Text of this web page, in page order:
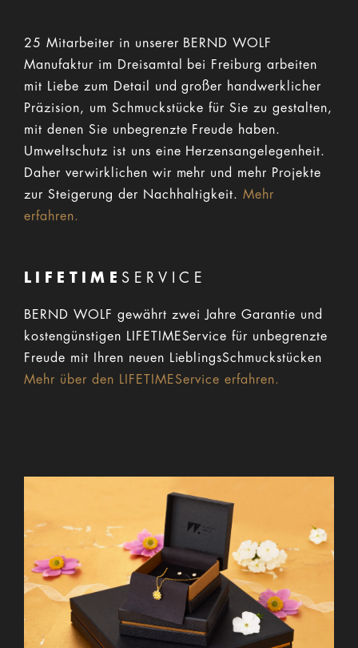
25 Mitarbeiter in unserer BERND WOLF
Manufaktur im Dreisamtal bei Freiburg arbeiten
mit Liebe zum Detail und großer handwerklicher
Präzision, um Schmuckstücke für Sie zu gestalten,
mit denen Sie unbegrenzte Freude haben.
Umweltschutz ist uns eine Herzensangelegenheit.
Daher verwirklichen wir mehr und mehr Projekte
zur Steigerung der Nachhaltigkeit.Mehr
erfahren.
LIFETIME SERVICE
BERND WOLF gewährt zwei Jahre Garantie und
kostengünstigen LIFETIMEService für unbegrenzte
Freude mit Ihren neuen LieblingsSchmuckstücken
Mehr über den LIFETIMEService erfahren.